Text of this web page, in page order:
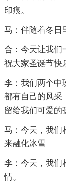
印痕。
马：伴随着冬日
合：今天让我
祝大家圣诞节快
李：我们两个中
都有自己的风采
留给我们可爱的
马：今天，我们
来融化冰雪
李：今天，我们
情。